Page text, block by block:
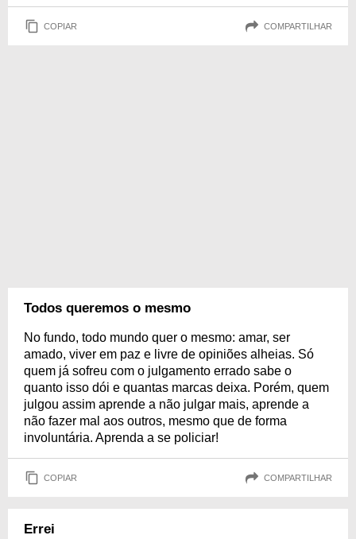
COPIAR COMPARTILHAR
Todos queremos o mesmo
No fundo, todo mundo quer o mesmo: amar, ser
amado, viver em paz e livre de opiniões alheias. Só
quem já sofreu com o julgamento errado sabe o
quanto isso dói e quantas marcas deixa. Porém, quem
julgou assim aprende a não julgar mais, aprende a
não fazer mal aos outros, mesmo que de forma
involuntária. Aprenda a se policiar!
COPIAR COMPARTILHAR
Errei